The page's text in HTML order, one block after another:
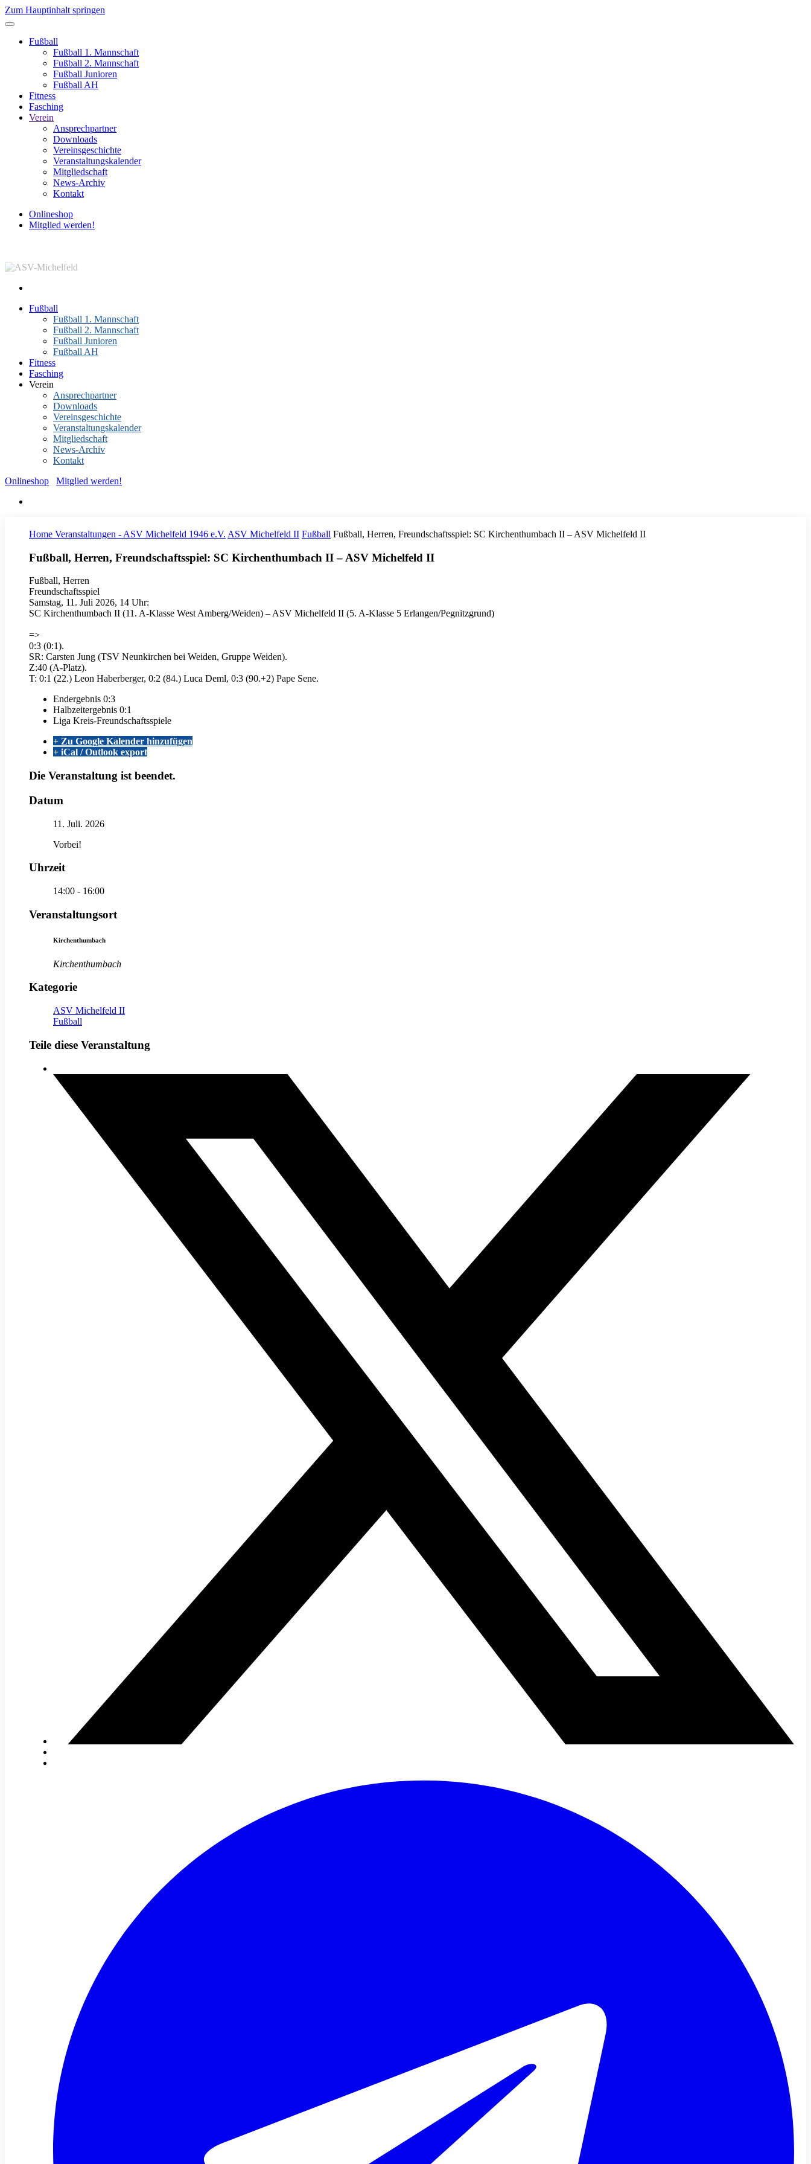
Zum Hauptinhalt springen
Fußball
Fußball 1. Mannschaft
Fußball 2. Mannschaft
Fußball Junioren
Fußball AH
Fitness
Fasching
Verein
Ansprechpartner
Downloads
Vereinsgeschichte
Veranstaltungskalender
Mitgliedschaft
News-Archiv
Kontakt
Onlineshop
Mitglied werden!
Fußball
Fußball 1. Mannschaft
Fußball 2. Mannschaft
Fußball Junioren
Fußball AH
Fitness
Fasching
Verein
Ansprechpartner
Downloads
Vereinsgeschichte
Veranstaltungskalender
Mitgliedschaft
News-Archiv
Kontakt
Onlineshop
Mitglied werden!
Home Veranstaltungen - ASV Michelfeld 1946 e.V. ASV Michelfeld II Fußball Fußball, Herren, Freundschaftsspiel: SC Kirchenthumbach II – ASV Michelfeld II
Fußball, Herren, Freundschaftsspiel: SC Kirchenthumbach II – ASV Michelfeld II
Fußball, Herren
Freundschaftsspiel
Samstag, 11. Juli 2026, 14 Uhr:
SC Kirchenthumbach II (11. A-Klasse West Amberg/Weiden) – ASV Michelfeld II (5. A-Klasse 5 Erlangen/Pegnitzgrund)
=>
0:3 (0:1).
SR: Carsten Jung (TSV Neunkirchen bei Weiden, Gruppe Weiden).
Z:40 (A-Platz).
T: 0:1 (22.) Leon Haberberger, 0:2 (84.) Luca Deml, 0:3 (90.+2) Pape Sene.
Endergebnis 0:3
Halbzeitergebnis 0:1
Liga Kreis-Freundschaftsspiele
+ Zu Google Kalender hinzufügen
+ iCal / Outlook export
Die Veranstaltung ist beendet.
Datum
11. Juli. 2026
Vorbei!
Uhrzeit
14:00 - 16:00
Veranstaltungsort
Kirchenthumbach
Kirchenthumbach
Kategorie
ASV Michelfeld II
Fußball
Teile diese Veranstaltung